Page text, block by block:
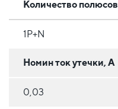
Количество полюсов
1Р+N
Номин ток утечки, А
0,03